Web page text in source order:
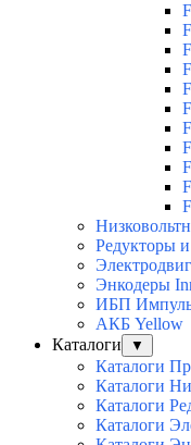
Редукторы
Энкодеры
ИБП
АКБ Yellow
Каталоги
▼
Каталоги
Каталоги
Каталоги
Каталоги